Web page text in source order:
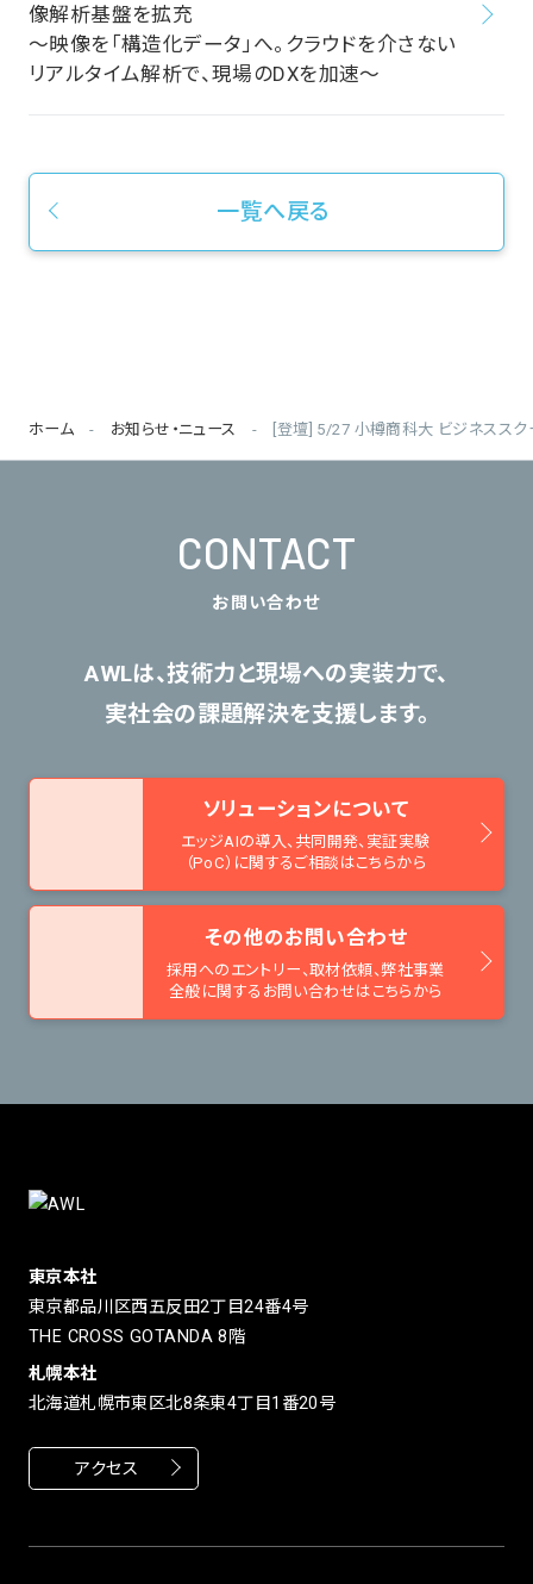
像解析基盤を拡充
～映像を「構造化データ」へ。クラウドを介さない
リアルタイム解析で、現場のDXを加速～
一覧へ戻る
ホーム お知らせ・ニュース [登壇] 5/27 小樽商科大 ビジネススク
CONTACT
お問い合わせ
AWLは、技術力と現場への実装力で、
実社会の課題解決を支援します。
ソリューションについて
エッジAIの導入、共同開発、 実証実験
（PoC）に関するご相談はこちらから
その他のお問い合わせ
採用へのエントリー、取材依頼、弊社事業
全般に関するお問い合わせはこちらから
東京本社
東京都品川区西五反田2丁目24番4号
THE CROSS GOTANDA 8階
札幌本社
北海道札幌市東区北8条東4丁目1番20号
アクセス